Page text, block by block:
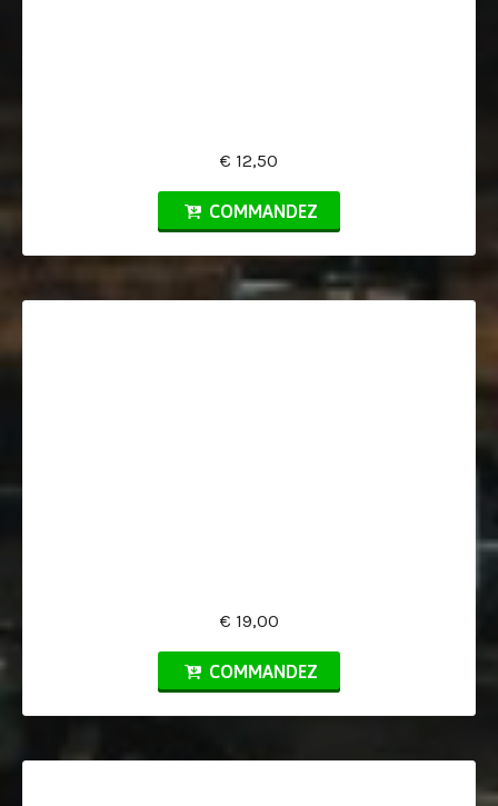
€ 12,50
COMMANDEZ
€ 19,00
COMMANDEZ